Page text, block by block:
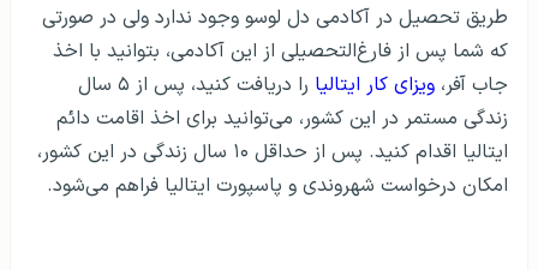
طریق تحصیل در آکادمی دل لوسو وجود ندارد ولی در صورتی
که شما پس از فارغ‌التحصیلی از این آکادمی، بتوانید با اخذ
جاب آفر، ویزای کار ایتالیا
را دریافت کنید، پس از ۵ سال
زندگی مستمر در این کشور، می‌توانید برای اخذ اقامت دائم
ایتالیا اقدام کنید. پس از حداقل ۱۰ سال زندگی در این کشور،
امکان درخواست شهروندی و پاسپورت ایتالیا فراهم می‌شود.